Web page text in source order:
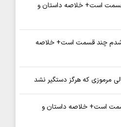
است+ خلاصه داستان و
شدم چند قسمت است+ خلاصه
مرموزی که هرگز دستگیر نشد
است+ خلاصه داستان و